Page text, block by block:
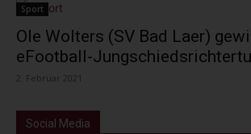
Sport
Ole Wolters (SV Bad Laer)
eFootball-
2. Februar 2021
Social Media